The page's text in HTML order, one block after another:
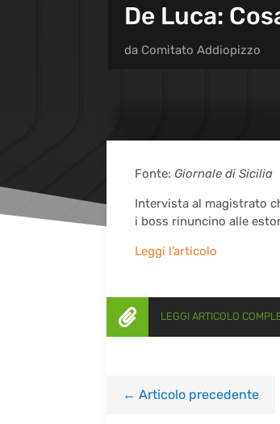
De Luca:
da Comitato Addiopizzo
Fonte: Giornale di Sicilia
Intervista al magistrato
i boss rinuncino alle
Leggi l’articolo
 LEGGI ARTICOLO
← Articolo precedente